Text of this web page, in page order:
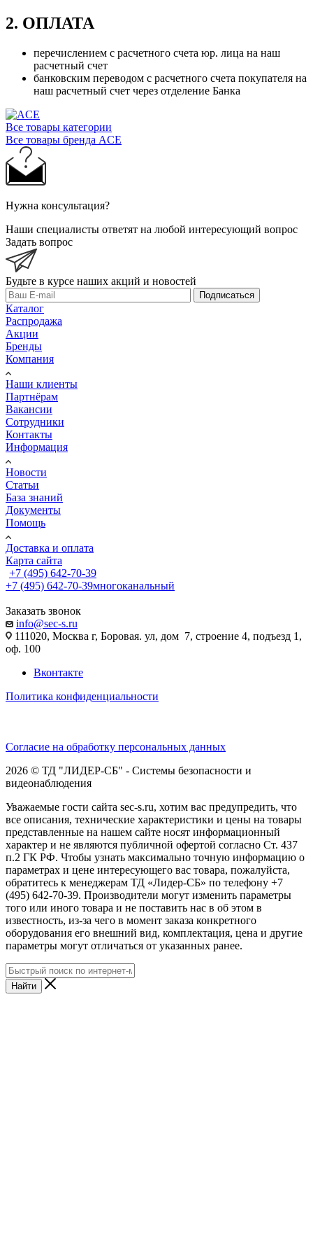
2. ОПЛАТА
перечислением с расчетного счета юр. лица на наш
расчетный счет
банковским переводом с расчетного счета покупателя на
наш расчетный счет через отделение Банка
Все товары категории
Все товары бренда ACE
Нужна консультация?
Наши специалисты ответят на любой интересующий вопрос
Задать вопрос
Будьте в курсе наших акций и новостей
Подписаться
Каталог
Распродажа
Акции
Бренды
Компания
Наши клиенты
Партнёрам
Вакансии
Сотрудники
Контакты
Информация
Новости
Статьи
База знаний
Документы
Помощь
Доставка и оплата
Карта сайта
+7 (495) 642-70-39
+7 (495) 642-70-39многоканальный
Заказать звонок
info@sec-s.ru
111020, Москва г, Боровая. ул, дом 7, строение 4, подъезд 1,
оф. 100
Вконтакте
Политика конфиденциальности
Согласие на обработку персональных данных
2026 © ТД "ЛИДЕР-СБ" - Системы безопасности и
видеонаблюдения
Уважаемые гости сайта sec-s.ru, хотим вас предупредить, что
все описания, технические характеристики и цены на товары
представленные на нашем сайте носят информационный
характер и не являются публичной офертой согласно Ст. 437
п.2 ГК РФ. Чтобы узнать максимально точную информацию о
параметрах и цене интересующего вас товара, пожалуйста,
обратитесь к менеджерам ТД «Лидер-СБ» по телефону +7
(495) 642-70-39. Производители могут изменить параметры
того или иного товара и не поставить нас в об этом в
известность, из-за чего в момент заказа конкретного
оборудования его внешний вид, комплектация, цена и другие
параметры могут отличаться от указанных ранее.
Найти